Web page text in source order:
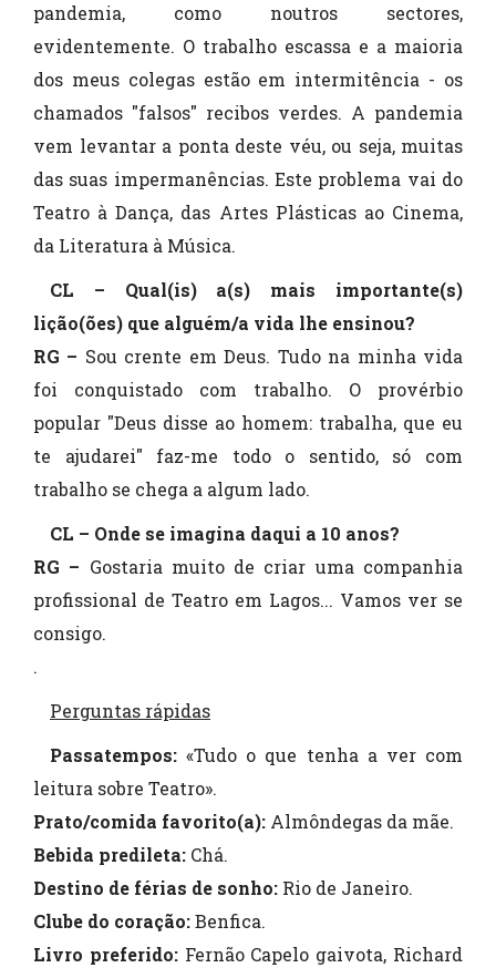
pandemia, como noutros sectores,
evidentemente. O trabalho escassa e a maioria
dos meus colegas estão em intermitência - os
chamados "falsos" recibos verdes. A pandemia
vem levantar a ponta deste véu, ou seja, muitas
das suas impermanências. Este problema vai do
Teatro à Dança, das Artes Plásticas ao Cinema,
da Literatura à Música.
CL – Qual(is) a(s) mais importante(s)
lição(ões) que alguém/a vida lhe ensinou?
RG – Sou crente em Deus. Tudo na minha vida
foi conquistado com trabalho. O provérbio
popular "Deus disse ao homem: trabalha, que eu
te ajudarei" faz-me todo o sentido, só com
trabalho se chega a algum lado.
CL – Onde se imagina daqui a 10 anos?
RG – Gostaria muito de criar uma companhia
profissional de Teatro em Lagos... Vamos ver se
consigo.
.
Perguntas rápidas
Passatempos: «Tudo o que tenha a ver com
leitura sobre Teatro».
Prato/comida favorito(a): Almôndegas da mãe.
Bebida predileta: Chá.
Destino de férias de sonho: Rio de Janeiro.
Clube do coração:Benfica.
Livro preferido: Fernão Capelo gaivota, Richard